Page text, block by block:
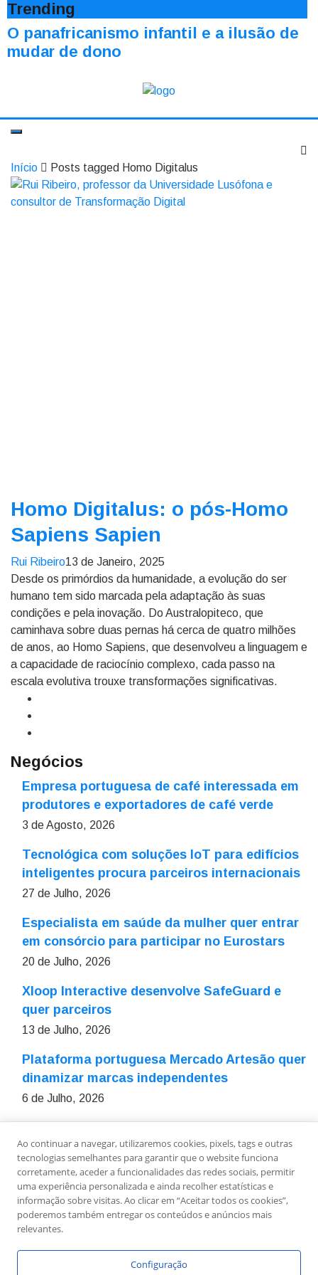
Trending
O panafricanismo infantil e a ilusão de
mudar de dono
Início Posts tagged Homo Digitalus
Homo Digitalus: o pós-Homo
Sapiens Sapien
Rui Ribeiro13 de Janeiro, 2025
Desde os primórdios da humanidade, a evolução do ser
humano tem sido marcada pela adaptação às suas
condições e pela inovação. Do Australopiteco, que
caminhava sobre duas pernas há cerca de quatro milhões
de anos, ao Homo Sapiens, que desenvolveu a linguagem e
a capacidade de raciocínio complexo, cada passo na
escala evolutiva trouxe transformações significativas.
Negócios
Empresa portuguesa de café interessada em
produtores e exportadores de café verde
3 de Agosto, 2026
Tecnológica com soluções IoT para edifícios
inteligentes procura parceiros internacionais
27 de Julho, 2026
Especialista em saúde da mulher quer entrar
em consórcio para participar no Eurostars
20 de Julho, 2026
Xloop Interactive desenvolve SafeGuard e
quer parceiros
13 de Julho, 2026
Plataforma portuguesa Mercado Artesão quer
dinamizar marcas independentes
6 de Julho, 2026
Sobre Nós Ficha Técnica
Estatuto Editorial
Política de Privacidade
Contactos Newsletter
Ao continuar a navegar, utilizaremos cookies, pixels, tags e outras
tecnologias semelhantes para garantir que o website funciona
corretamente, aceder a funcionalidades das redes sociais, permitir
uma experiência personalizada e ainda recolher estatísticas e
informação sobre visitas. Ao clicar em “Aceitar todos os cookies”,
poderemos também entregar os conteúdos e anúncios mais
relevantes.
Configuração